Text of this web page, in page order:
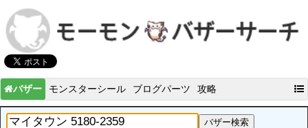
バザー モンスターシール ブログパーツ 攻略